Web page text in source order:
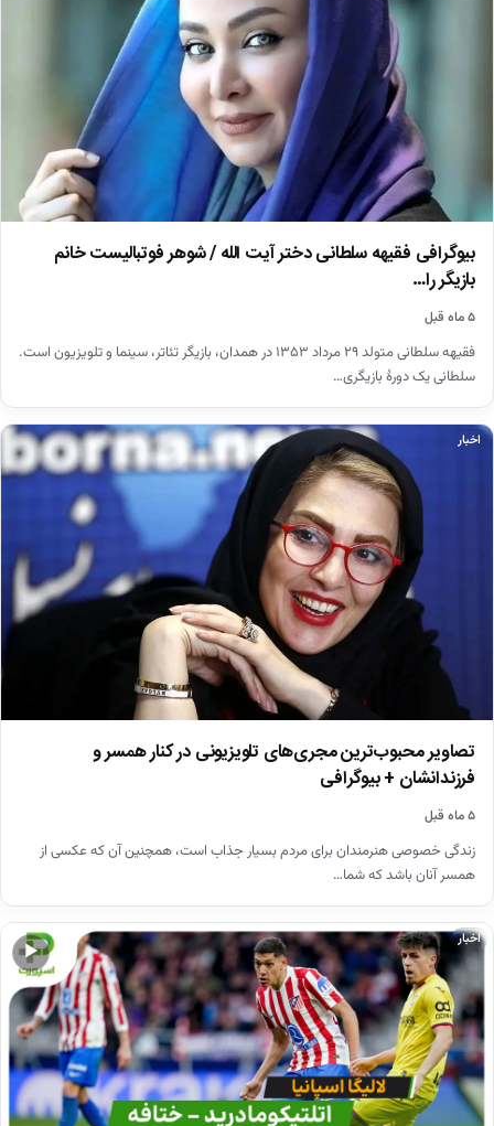
بیوگرافی فقیهه سلطانی دختر آیت الله / شوهر فوتبالیست خانم
بازیگر را…
۵ ماه قبل
فقیهه سلطانی متولد ۲۹ مرداد ۱۳۵۳ در همدان، بازیگر تئاتر، سینما و تلویزیون است.
سلطانی یک دورهٔ بازیگری…
اخبار
تصاویر محبوب‌ترین مجری‌های تلویزیونی در کنار همسر و
فرزندانشان + بیوگرافی
۵ ماه قبل
زندگی خصوصی هنرمندان برای مردم بسیار جذاب است، همچنین آن که عکسی از
همسر آنان باشد که شما…
▶
اخبار